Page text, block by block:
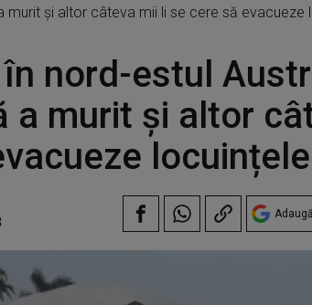
murit şi altor câteva mii li se cere să evacueze
nord-estul
a murit şi altor
locuințele
Adaugă